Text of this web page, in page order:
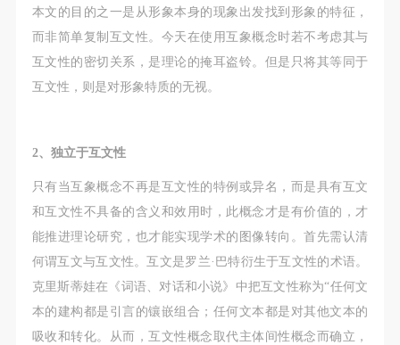
本文的目的之一是从形象本身的现象出发找到形象的特征，
而非简单复制互文性。今天在使用互象概念时若不考虑其与
互文性的密切关系，是理论的掩耳盗铃。但是只将其等同于
互文性，则是对形象特质的无视。
2、独立于互文性
只有当互象概念不再是互文性的特例或异名，而是具有互文
和互文性不具备的含义和效用时，此概念才是有价值的，才
能推进理论研究，也才能实现学术的图像转向。首先需认清
何谓互文与互文性。互文是罗兰·巴特衍生于互文性的术语。
克里斯蒂娃在《词语、对话和小说》中把互文性称为“任何文
本的建构都是引言的镶嵌组合；任何文本都是对其他文本的
吸收和转化。从而，互文性概念取代主体间性概念而确立，